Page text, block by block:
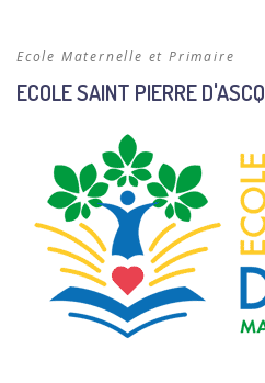
Ecole Maternelle et Primaire
ECOLE SAINT PIERRE D'ASCQ